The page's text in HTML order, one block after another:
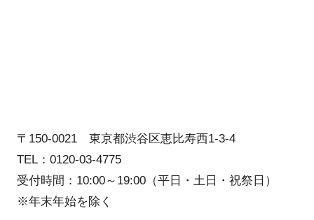
〒150-0021 東京都渋谷区恵比寿西1-3-4
TEL：0120-03-4775
受付時間：10:00～19:00（平日・土日・祝祭日）
※年末年始を除く